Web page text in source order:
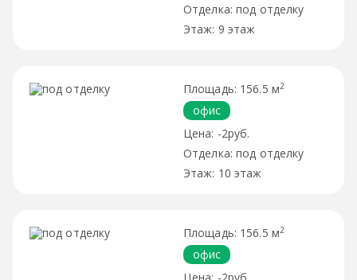
под отделку
9 этаж
156.5 м2
офис
-2руб.
под отделку
10 этаж
156.5 м2
офис